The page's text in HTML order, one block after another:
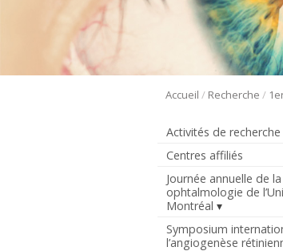
Accueil / Recherche /
Activités de recherche
Centres affiliés
Journée annuelle de
ophtalmologie de
Montréal
Symposium
l’angiogenèse